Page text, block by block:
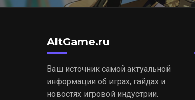
AltGame.ru
Ваш источник самой актуальной
информации об играх, гайдах и
новостях игровой индустрии.